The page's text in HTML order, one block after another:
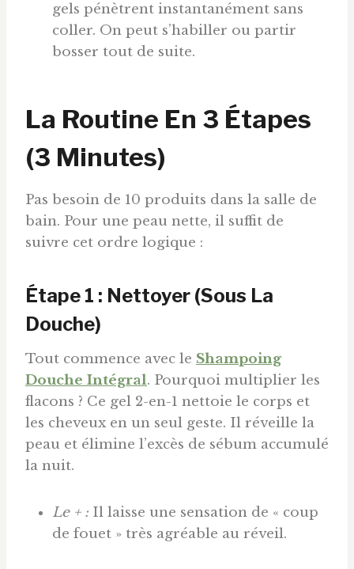
gels pénètrent instantanément sans
coller. On peut s’habiller ou partir
bosser tout de suite.
La Routine En 3 Étapes
(3 Minutes)
Pas besoin de 10 produits dans la salle de
bain. Pour une peau nette, il suffit de
suivre cet ordre logique :
Étape 1 : Nettoyer (Sous La
Douche)
Tout commence avec le Shampoing
Douche Intégral. Pourquoi multiplier les
flacons ? Ce gel 2-en-1 nettoie le corps et
les cheveux en un seul geste. Il réveille la
peau et élimine l’excès de sébum accumulé
la nuit.
Le + : Il laisse une sensation de « coup
de fouet » très agréable au réveil.